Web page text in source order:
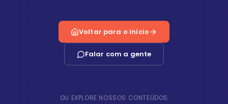
Voltar para o início
Falar com a gente
OU EXPLORE NOSSOS CONTEÚDOS